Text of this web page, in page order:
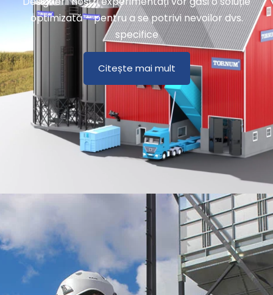
optimizată – pentru a se potrivi nevoilor dvs.
specifice
Citește mai mult